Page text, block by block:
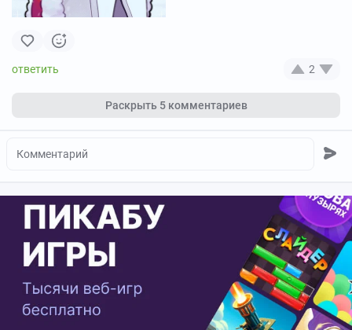
2
Раскрыть 5 комментариев